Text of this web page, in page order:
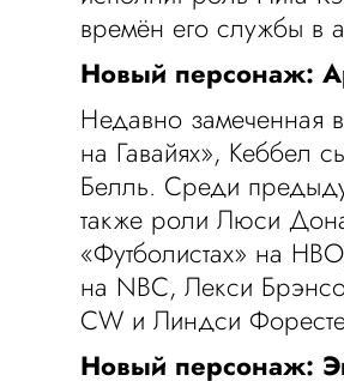
времён его службы в
Новый персонаж:
Недавно замеченная
на Гавайях», Кеббел
Белль. Среди
также роли Люси
«Футболистах» на
на NBC, Лекси
CW и Линдси
Новый персонаж: